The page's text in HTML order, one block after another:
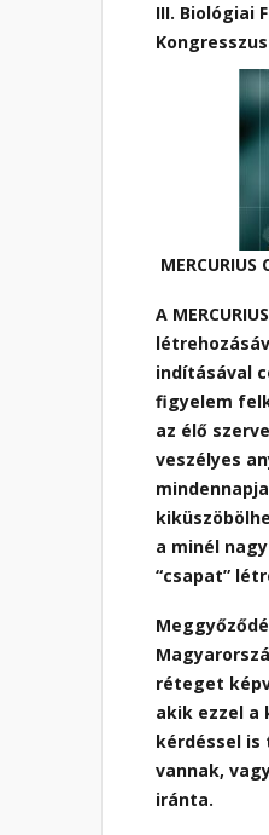
III. Biológiai
A
indításával
figyelem
az élő
veszélyes
a minél
“csapat”
réteget
akik ezzel a
kérdéssel is
vannak,
iránta.